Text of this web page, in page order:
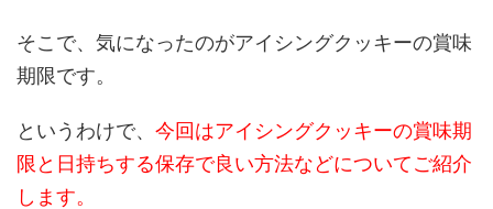
そこで、気になったのがアイシングクッキーの賞味
期限です。
というわけで、 今回はアイシングクッキーの賞味期
限と日持ちする保存で良い方法などについてご紹介
します。